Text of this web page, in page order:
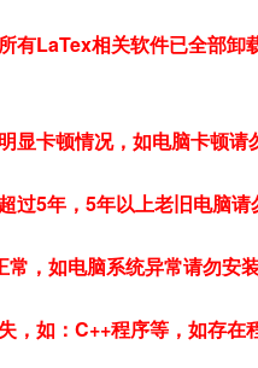
有LaTex相关软件已全部
显卡顿情况，如电脑卡顿请
过5年，5年以上老旧电脑请
，如电脑系统异常请勿安
如：C++程序等，如存在